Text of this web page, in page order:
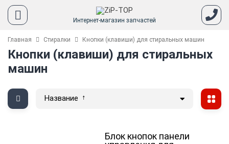
Интернет-магазин запчастей
Главная Стиралки Кнопки (клавиши) для стиральных машин
Кнопки (клавиши) для стиральных
машин
Название
Блок кнопок панели